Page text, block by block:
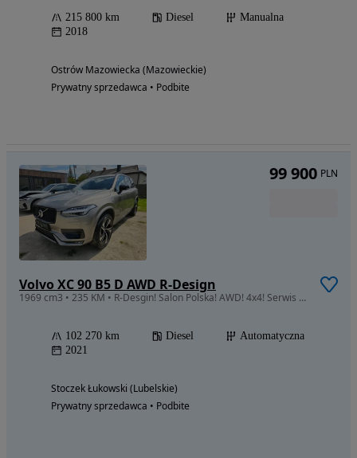
215 800 km Diesel
Manualna
2018
Ostrów Mazowiecka (Mazowieckie)
Prywatny sprzedawca • Podbite
Volvo XC 90 B5 D AWD R-Design
1969 cm3 • 235 KM • R-Desgin! Salon Polska! AWD! 4x4! Serwis ASO! Harman! Full Led!
102 270 km Diesel
Automatyczna
2021
Stoczek Łukowski (Lubelskie)
Prywatny sprzedawca • Podbite
99 900 PLN